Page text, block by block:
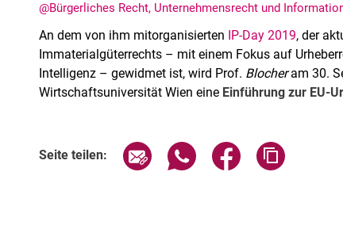
@Bürgerliches Recht, Unternehmensrecht und
An dem von ihm mitorganisierten IP-Day 2019, der
Immaterialgüterrechts – mit einem Fokus auf
Intelligenz – gewidmet ist, wird Prof. Blocheram 30.
Wirtschaftsuniversität Wien eine Einführung zur EU-
Seite teilen: Seite über E-Mail teilen
Seite über WhatsApp
Seite über